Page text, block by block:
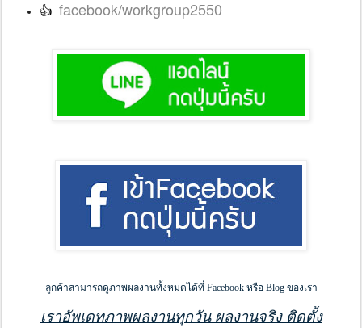
👍 facebook/workgroup2550
ลูกค้าสามารถดูภาพผลงานทั้งหมดได้ที่ Facebook หรือ Blog ของเรา
เราอัพเดทภาพผลงานทุกวัน ผลงานจริง ติดตั้ง